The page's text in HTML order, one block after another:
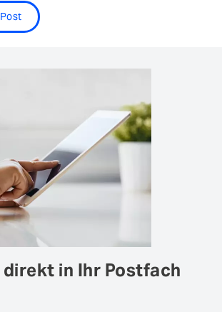
in Ihr Postfach